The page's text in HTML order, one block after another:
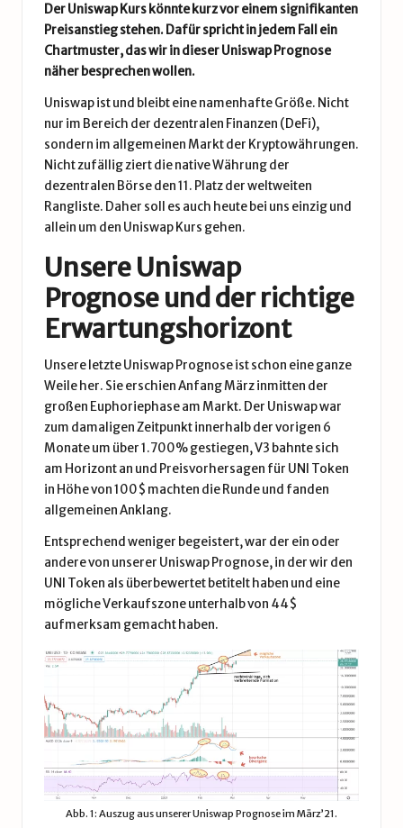
Der Uniswap Kurs könnte kurz vor einem signifikanten
Preisanstieg stehen. Dafür spricht in jedem Fall ein
Chartmuster, das wir in dieser Uniswap Prognose
näher besprechen wollen.
Uniswapist und bleibt eine namenhafte Größe. Nicht
nur im Bereich der dezentralen Finanzen (DeFi),
sondern im allgemeinen Markt der Kryptowährungen.
Nicht zufällig ziert die native Währung der
dezentralen Börse den 11. Platz der weltweiten
Rangliste. Daher soll es auch heute bei uns einzig und
allein um den Uniswap Kurs gehen.
Unsere Uniswap
Prognose und der richtige
Erwartungshorizont
Unsere letzte Uniswap Prognose ist schon eine ganze
Weile her. Sie erschien Anfang März inmitten der
großen Euphoriephase am Markt. Der Uniswap war
zum damaligen Zeitpunkt innerhalb der vorigen 6
Monate um über 1.700% gestiegen, V3 bahnte sich
am Horizont an und Preisvorhersagen für UNI Token
in Höhe von 100$ machten die Runde und fanden
allgemeinen Anklang.
Entsprechend weniger begeistert, war der ein oder
andere von unserer Uniswap Prognose, in der wir den
UNI Token als überbewertet betitelt haben und eine
mögliche Verkaufszone unterhalb von 44$
aufmerksam gemacht haben.
Abb. 1: Auszug aus unsererUniswap Prognose im März’21.